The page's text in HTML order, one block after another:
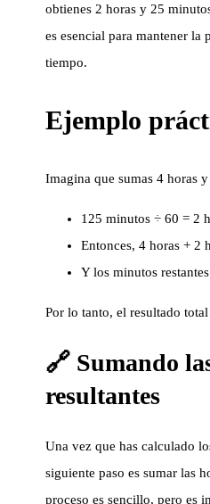
obtienes 2 horas y 25
es esencial para mantener la
tiempo.
Ejemplo
Imagina que sumas 4 horas
125 minutos ÷ 60 = 2
Entonces, 4 horas + 2
Y los minutos
Por lo tanto, el resultado
🔗 Sumando
resultantes
Una vez que has calculado
siguiente paso es sumar las
proceso es sencillo, pero es